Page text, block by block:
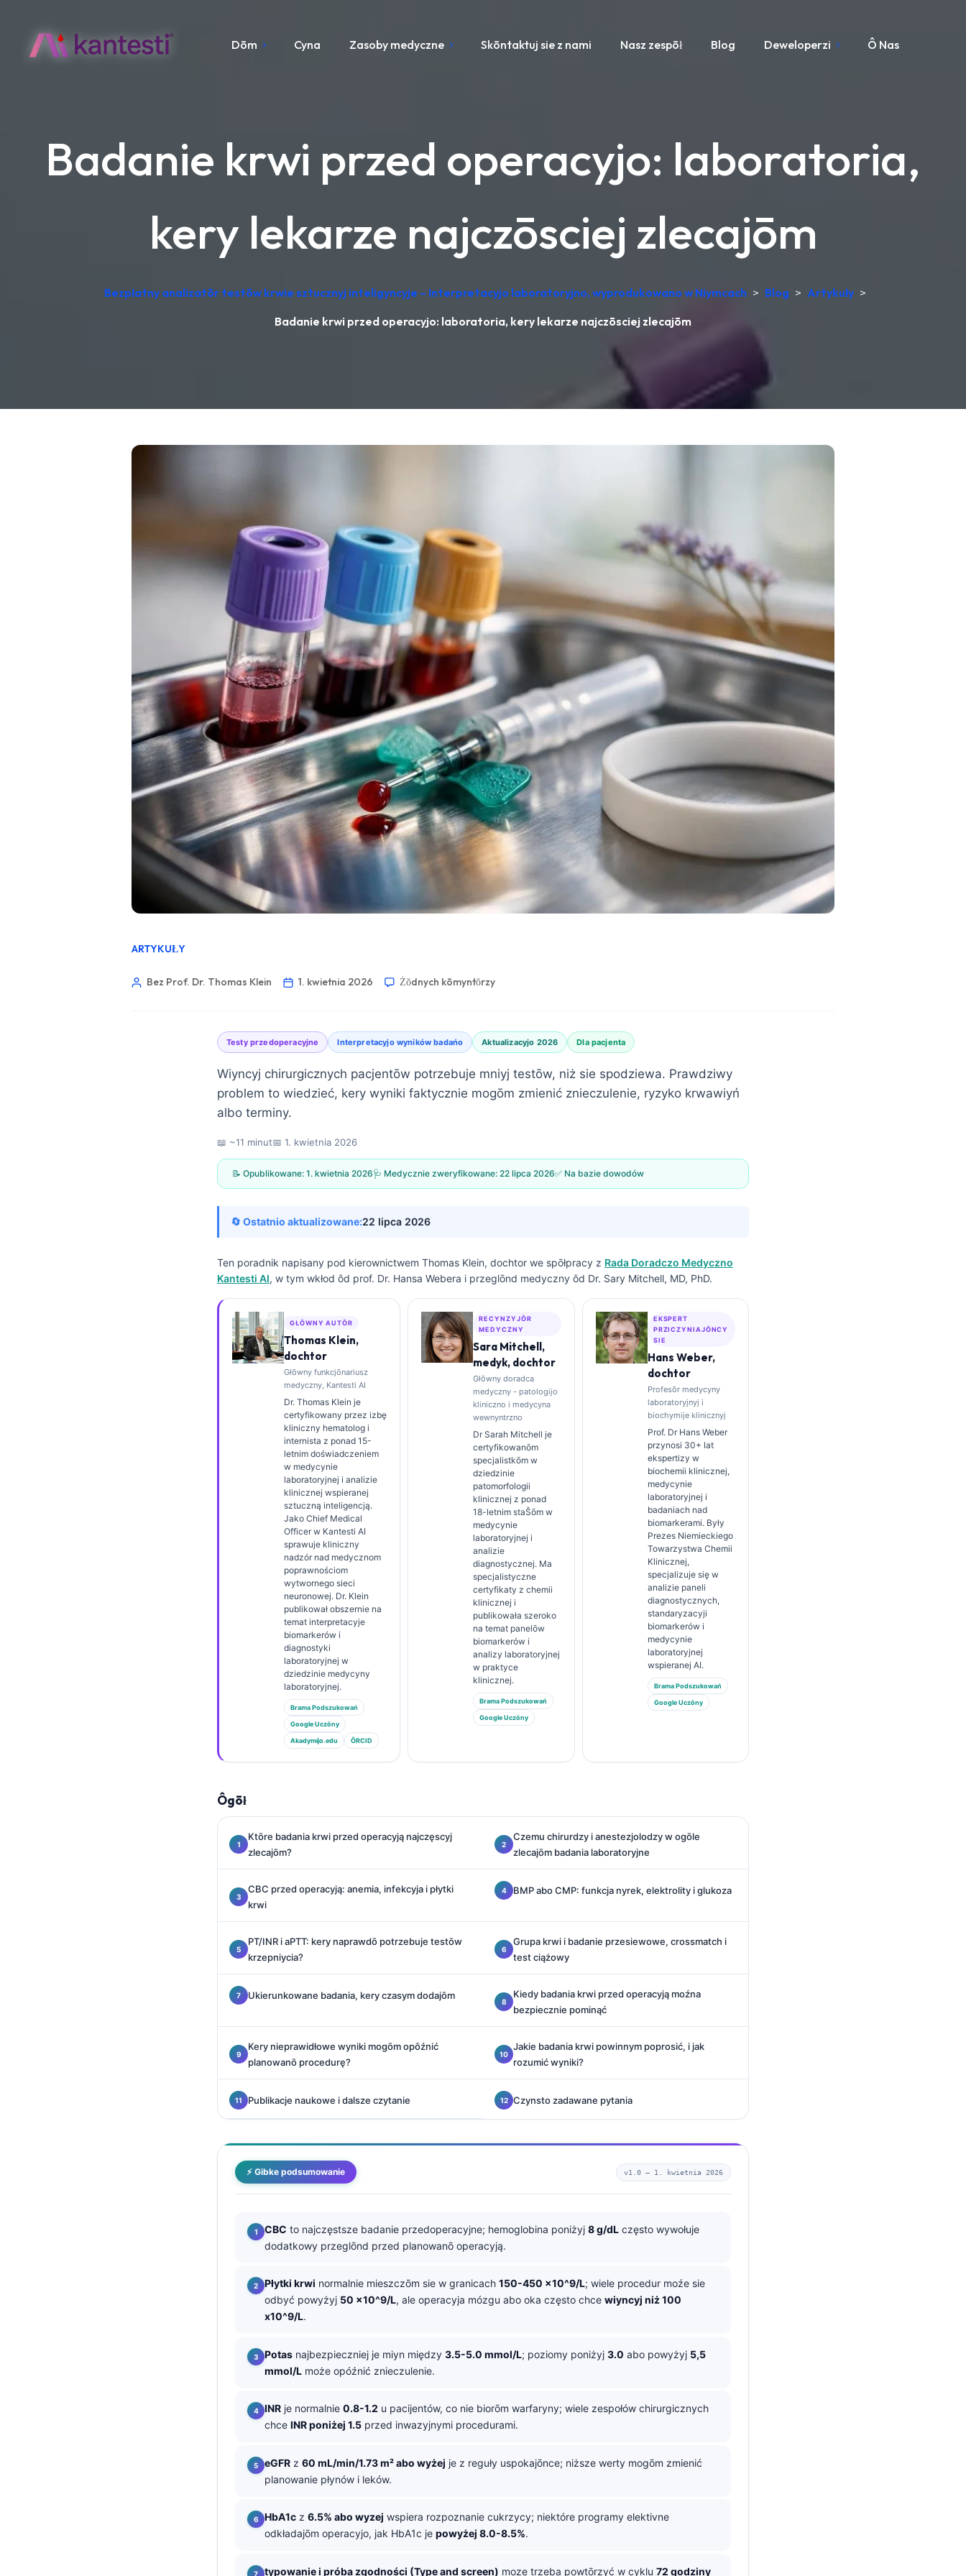
Dōm Cyna Zasoby medyczne Skōntaktuj sie z nami Nasz zespōł Blog Deweloperzi Ô Nas
Badanie krwi przed operacyjo: laboratoria,
kery lekarze najczōsciej zlecajōm
Bezpłatny analizatōr testōw krwie sztucznyj inteligyncyje – Interpretacyjo laboratoryjno, wyprodukowano w Niymcach > Blog > Artykuły >
Badanie krwi przed operacyjo: laboratoria, kery lekarze najczōsciej zlecajōm
ARTYKUŁY
Bez Prof. Dr. Thomas Klein 1. kwietnia 2026 Żŏdnych kōmyntŏrzy
Testy przedoperacyjne Interpretacyjo wyników badańo Aktualizacyjo 2026 Dla pacjenta
Wiyncyj chirurgicznych pacjentōw potrzebuje mniyj testōw, niż sie spodziewa. Prawdziwy
problem to wiedzieć, kery wyniki faktycznie mogōm zmienić znieczulenie, ryzyko krwawiyń
albo terminy.
📖 ~11 minut📅 1. kwietnia 2026
📝 Opublikowane: 1. kwietnia 2026🩺 Medycznie zweryfikowane: 22 lipca 2026✅ Na bazie dowodów
🔄 Ostatnio aktualizowane:22 lipca 2026
Ten poradnik napisany pod kierownictwem Thomas Klein, dochtor we spōłpracy z Rada Doradczo Medyczno
Kantesti AI, w tym wkłod ôd prof. Dr. Hansa Webera i przeglōnd medyczny ôd Dr. Sary Mitchell, MD, PhD.
GŁŌWNY AUTŌR
Thomas Klein,
dochtor
Głōwny funkcjōnariusz
medyczny, Kantesti AI
Dr. Thomas Klein je
certyfikowany przez izbę
kliniczny hematolog i
internista z ponad 15-
letnim doświadczeniem
w medycynie
laboratoryjnej i analizie
klinicznej wspieranej
sztuczną inteligencją.
Jako Chief Medical
Officer w Kantesti AI
sprawuje kliniczny
nadzór nad medycznom
poprawnościom
wytwornego sieci
neuronowej. Dr. Klein
publikował obszernie na
temat interpretacyje
biomarkerów i
diagnostyki
laboratoryjnej w
dziedzinie medycyny
laboratoryjnej.
Brama Podszukowań
Google Uczōny
Akadymijo.edu ÔRCID
RECYNZYJŌR
MEDYCZNY
Sara Mitchell,
medyk, dochtor
Głōwny doradca
medyczny - patologijo
kliniczno i medycyna
wewnyntrzno
Dr Sarah Mitchell je
certyfikowanōm
specjalistkōm w
dziedzinie
patomorfologii
klinicznej z ponad
18-letnim staŜōm w
medycynie
laboratoryjnej i
analizie
diagnostycznej. Ma
specjalistyczne
certyfikaty z chemii
klinicznej i
publikowała szeroko
na temat panelōw
biomarkerów i
analizy laboratoryjnej
w praktyce
klinicznej.
Brama Podszukowań
Google Uczōny
EKSPERT
PRZICZYNIAJŌNCY
SIE
Hans Weber,
dochtor
Profesōr medycyny
laboratoryjnyj i
biochymije klinicznyj
Prof. Dr Hans Weber
przynosi 30+ lat
ekspertizy w
biochemii klinicznej,
medycynie
laboratoryjnej i
badaniach nad
biomarkerami. Były
Prezes Niemieckiego
Towarzystwa Chemii
Klinicznej,
specjalizuje się w
analizie paneli
diagnostycznych,
standaryzacyji
biomarkerów i
medycynie
laboratoryjnej
wspieranej AI.
Brama Podszukowań
Google Uczōny
Ôgōł
Ktōre badania krwi przed operacyją najczęscyj
zlecajōm?
Czemu chirurdzy i anestezjolodzy w ogōle
zlecajōm badania laboratoryjne
CBC przed operacyją: anemia, infekcyja i płytki
krwi
BMP abo CMP: funkcja nyrek, elektrolity i glukoza
PT/INR i aPTT: kery naprawdō potrzebuje testōw
krzepniycia?
Grupa krwi i badanie przesiewowe, crossmatch i
test ciążowy
Ukierunkowane badania, kery czasym dodajōm
Kiedy badania krwi przed operacyją moźna
bezpiecznie pominąć
Kery nieprawidłowe wyniki mogōm opōźnić
planowanō procedurę?
Jakie badania krwi powinnym poprosić, i jak
rozumić wyniki?
Publikacje naukowe i dalsze czytanie Czynsto zadawane pytania
⚡ Gibke podsumowanie v1.0 — 1. kwietnia 2026
CBC to najczęstsze badanie przedoperacyjne; hemoglobina poniżyj 8 g/dL często wywołuje
dodatkowy przeglōnd przed planowanō operacyją.
Płytki krwi normalnie mieszczōm sie w granicach 150-450 x10^9/L; wiele procedur moźe sie
odbyć powyżyj 50 x10^9/L, ale operacyja mózgu abo oka często chce wiyncyj niż 100
x10^9/L.
Potas najbezpieczniej je miyn między 3.5-5.0 mmol/L; poziomy poniżyj 3.0 abo powyżyj 5,5
mmol/L może opóźnić znieczulenie.
INR je normalnie 0.8-1.2 u pacijentów, co nie biorōm warfaryny; wiele zespołów chirurgicznych
chce INR poniżej 1.5 przed inwazyjnymi procedurami.
eGFR z 60 mL/min/1.73 m² abo wyżej je z reguły uspokajōnce; niższe werty mogōm zmienić
planowanie płynów i leków.
HbA1c z 6.5% abo wyzej wspiera rozpoznanie cukrzycy; niektóre programy elektivne
odkładajōm operacyjo, jak HbA1c je powyżej 8.0-8.5%.
typowanie i próba zgodności (Type and screen) moze trzeba powtōrzyć w cyklu 72 godziny